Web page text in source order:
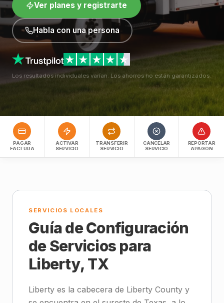
Ver planes y registrarte
Habla con una persona
Los resultados individuales varían. Los ahorros no están garantizados.
PAGAR
FACTURA
ACTIVAR
SERVICIO
TRANSFERIR
SERVICIO
CANCELAR
SERVICIO
REPORTAR
APAGÓN
SERVICIOS LOCALES
Guía de Configuración
de Servicios para
Liberty, TX
Liberty es la cabecera de Liberty County y